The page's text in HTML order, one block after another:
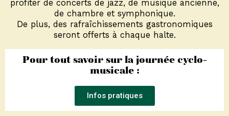
profiter de concerts de jazz, de musique ancienne,
de chambre et symphonique.
De plus, des rafraîchissements gastronomiques
seront offerts à chaque halte.
Pour tout savoir sur la journée cyclo-
musicale :
Infos pratiques